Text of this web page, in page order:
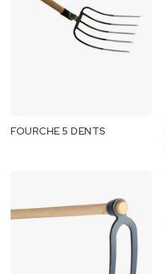
FOURCHE 5 DENTS